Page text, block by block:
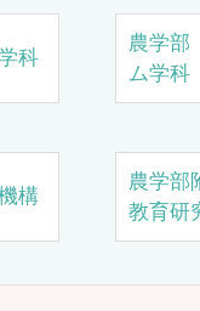
科
農学
ム学科
構
農学部
教育研